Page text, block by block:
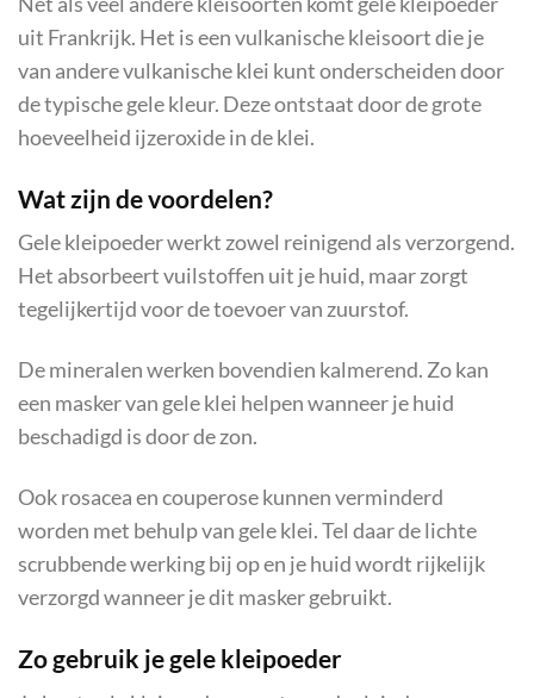
uit Frankrijk. Het is een vulkanische kleisoort die je
van andere vulkanische klei kunt onderscheiden door
de typische gele kleur. Deze ontstaat door de grote
hoeveelheid ijzeroxide in de klei.
Wat zijn de voordelen?
Gele kleipoeder werkt zowel reinigend als verzorgend.
Het absorbeert vuilstoffen uit je huid, maar zorgt
tegelijkertijd voor de toevoer van zuurstof.
De mineralen werken bovendien kalmerend. Zo kan
een masker van gele klei helpen wanneer je huid
beschadigd is door de zon.
Ook rosacea en couperose kunnen verminderd
worden met behulp van gele klei. Tel daar de lichte
scrubbende werking bij op en je huid wordt rijkelijk
verzorgd wanneer je dit masker gebruikt.
Zo gebruik je gele kleipoeder